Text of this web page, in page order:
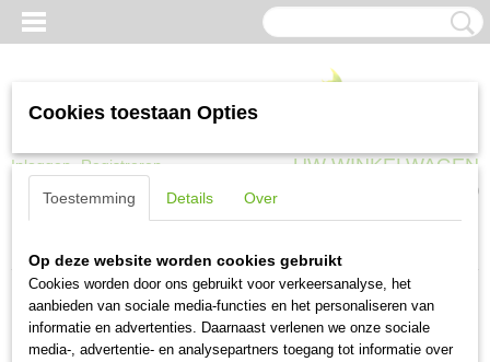
Inloggen Registreren UW WINKELWAGEN
(0)
Sorteer op:
Cookies toestaan Opties
Toestemming Details Over
Op deze website worden cookies gebruikt
Cookies worden door ons gebruikt voor verkeersanalyse, het
aanbieden van sociale media-functies en het personaliseren van
informatie en advertenties. Daarnaast verlenen we onze sociale
media-, advertentie- en analysepartners toegang tot informatie over